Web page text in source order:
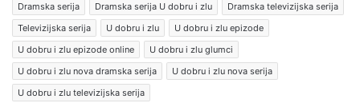
Dramska serija
Dramska serija U dobru i zlu
Dramska televizijska serija
Televizijska serija
U dobru i zlu
U dobru i zlu epizode
U dobru i zlu epizode online
U dobru i zlu glumci
U dobru i zlu nova dramska serija
U dobru i zlu nova serija
U dobru i zlu televizijska serija